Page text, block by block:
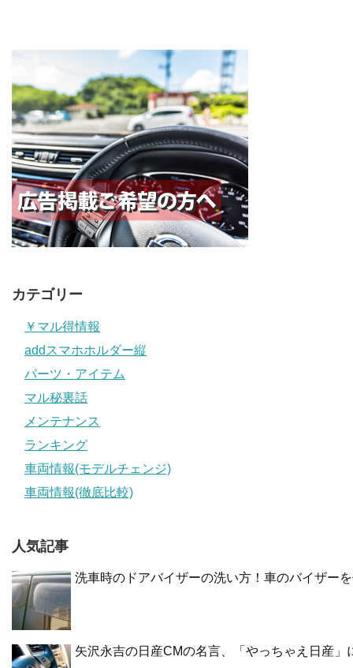
カテゴリー
￥マル得情報
addスマホホルダー縦
パーツ・アイテム
マル秘裏話
メンテナンス
ランキング
車両情報(モデルチェンジ)
車両情報(徹底比較)
人気記事
洗車時のドアバイザーの洗い方！車のバイザー
矢沢永吉の日産CMの名言、「やっちゃえ日産」